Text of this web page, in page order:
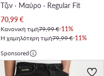
Τζιν · Μαύρο · Regular Fit
Τρέχουσα τιμή
70,99€
Κανονική τιμή79,99 €-11%
Η χαμηλότερη τιμή79,99 €-11%
Sponsored